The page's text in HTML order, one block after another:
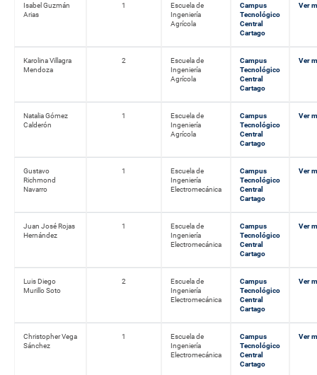
Isabel Guzmán
Arias
1
Escuela de
Ingeniería
Agrícola
Campus
Tecnológico
Central
Cartago
Ver
Karolina Villagra
Mendoza
2
Escuela de
Ingeniería
Agrícola
Campus
Tecnológico
Central
Cartago
Ver
Natalia Gómez
Calderón
1
Escuela de
Ingeniería
Agrícola
Campus
Tecnológico
Central
Cartago
Ver
Gustavo
Richmond
Navarro
1
Escuela de
Ingeniería
Electromecánica
Campus
Tecnológico
Central
Cartago
Ver
Juan José Rojas
Hernández
1
Escuela de
Ingeniería
Electromecánica
Campus
Tecnológico
Central
Cartago
Ver
Luis Diego
Murillo Soto
2
Escuela de
Ingeniería
Electromecánica
Campus
Tecnológico
Central
Cartago
Ver
Christopher Vega
Sánchez
1
Escuela de
Ingeniería
Electromecánica
Campus
Tecnológico
Central
Cartago
Ver